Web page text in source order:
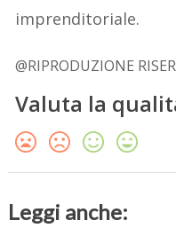
imprenditoriale.
@RIPRODUZIONE
Valuta la
Leggi anche: